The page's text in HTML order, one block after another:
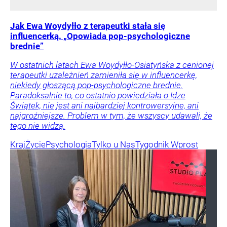
Jak Ewa Woydyłło z terapeutki stała się
influencerką. „Opowiada pop-psychologiczne
brednie”
W ostatnich latach Ewa Woydyłło-Osiatyńska z cenionej
terapeutki uzależnień zamieniła się w influencerkę,
niekiedy głoszącą pop-psychologiczne brednie.
Paradoksalnie to, co ostatnio powiedziała o Idze
Świątek, nie jest ani najbardziej kontrowersyjne, ani
najgroźniejsze. Problem w tym, że wszyscy udawali, że
tego nie widzą.
KrajŻyciePsychologiaTylko u NasTygodnik Wprost